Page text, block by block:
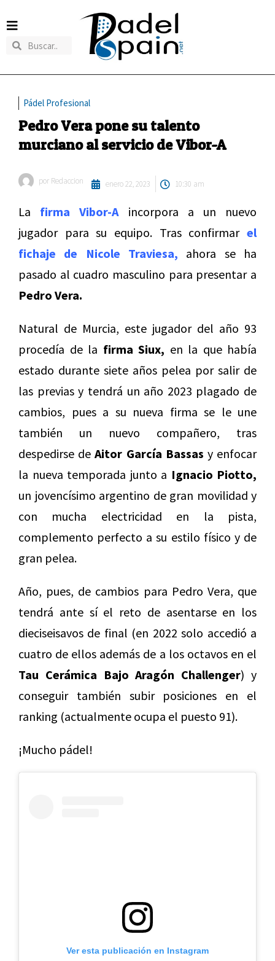
Pádel Profesional
Pedro Vera pone su talento
murciano al servicio de Vibor-A
por Redaccion enero 22, 2023 10:30 am
La firma Vibor-Aincorpora a un nuevo
jugador para su equipo. Tras confirmar el
fichaje de Nicole Traviesa, ahora se ha
pasado al cuadro masculino para presentar a
Pedro Vera.
Natural de Murcia, este jugador del año 93
procedía de la firma Siux, en la que había
estado durante siete años pelea por salir de
las previas y tendrá un año 2023 plagado de
cambios, pues a su nueva firma se le une
también un nuevo compañero, tras
despedirse deAitor García Bassas y enfocar
la nueva temporada junto a Ignacio Piotto,
un jovencísimo argentino de gran movilidad y
con mucha electricidad en la pista,
complemento perfecto a su estilo físico y de
gran pelea.
Año, pues, de cambios para Pedro Vera, que
tendrá ante sí el reto de asentarse en los
dieciseisavos de final (en 2022 solo accedió a
cuatro de ellos además de a los octavos en el
Tau Cerámica Bajo Aragón Challenger) y
conseguir también subir posiciones en el
ranking (actualmente ocupa el puesto 91).
¡Mucho pádel!
Ver esta publicación en Instagram